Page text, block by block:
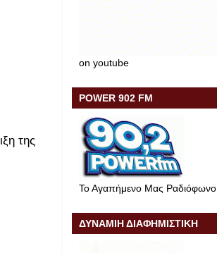
της
on youtube
POWER 902 FM
Το Αγαπήμενο Μας Ραδιόφωνο
ΔΥΝΑΜΙΗ ΔΙΑΦΗΜΙΣΤΙΚΗ